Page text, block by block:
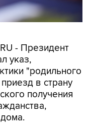
- Президент
указ,
"родильного
в страну
получения